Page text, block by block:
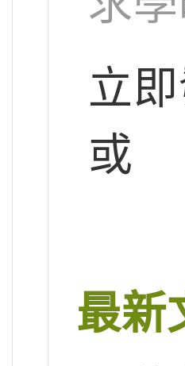
立
或
最新